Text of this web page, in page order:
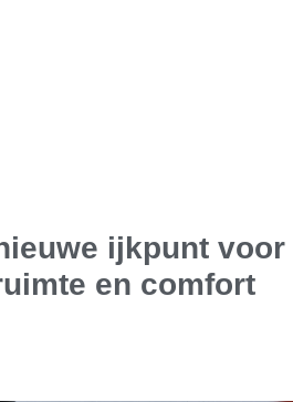
ijkpunt voor
en comfort